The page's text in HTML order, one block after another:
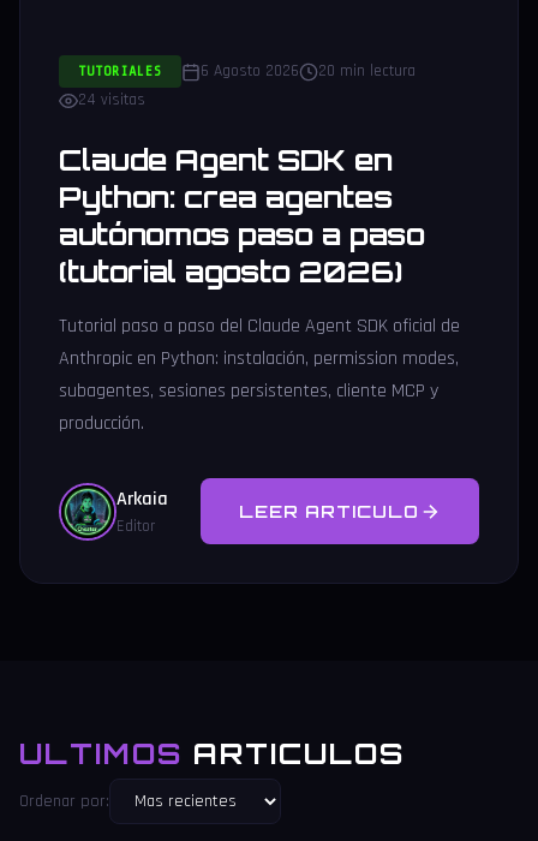
TUTORIALES 6 Agosto 2026
20 min lectura
24 visitas
Claude Agent SDK en
Python: crea agentes
autónomos paso a paso
(tutorial agosto 2026)
Tutorial paso a paso del Claude Agent SDK oficial de
Anthropic en Python: instalación, permission modes,
subagentes, sesiones persistentes, cliente MCP y
producción.
Arkaia
Editor
LEER ARTICULO
ULTIMOS ARTICULOS
Ordenar por: